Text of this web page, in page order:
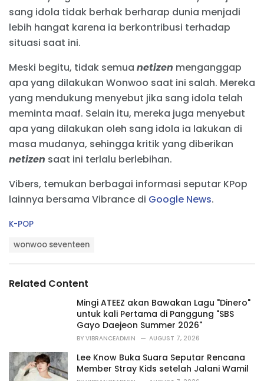
sang idola tidak berhak berharap dunia menjadi
lebih hangat karena ia berkontribusi terhadap
situasi saat ini.
Meski begitu, tidak semua netizen menganggap
apa yang dilakukan Wonwoo saat ini salah. Mereka
yang mendukung menyebut jika sang idola telah
meminta maaf. Selain itu, mereka juga menyebut
apa yang dilakukan oleh sang idola ia lakukan di
masa mudanya, sehingga kritik yang diberikan
netizen saat ini terlalu berlebihan.
Vibers, temukan berbagai informasi seputar KPop
lainnya bersama Vibrance di Google News.
C
r
K-POP
:
wonwoo seventeen
Related Content
Mingi ATEEZ akan Bawakan Lagu "Dinero"
untuk kali Pertama di Panggung "SBS
Gayo Daejeon Summer 2026"
BY VIBRANCEADMIN AUGUST 7, 2026
Lee Know Buka Suara Seputar Rencana
Member Stray Kids setelah Jalani Wamil